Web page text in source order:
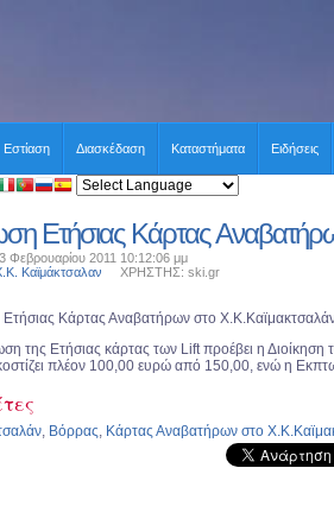
Εστίαση Διασκέδαση Καταστήματα Ειδήσεις
Ετήσιας Κάρτας
Φεβρουαρίου 2011 10:12:06 μμ
Καϊμάκτσαλαν ΧΡΗΣΤΗΣ: ski.gr
Ετήσιας Κάρτας Αναβατήρων στο
της Ετήσιας κάρτας των Lift προέβει η
πλέον 100,00 ευρώ από 150,00, ενώ η
, Βόρρας, Κάρτας Αναβατήρων στο